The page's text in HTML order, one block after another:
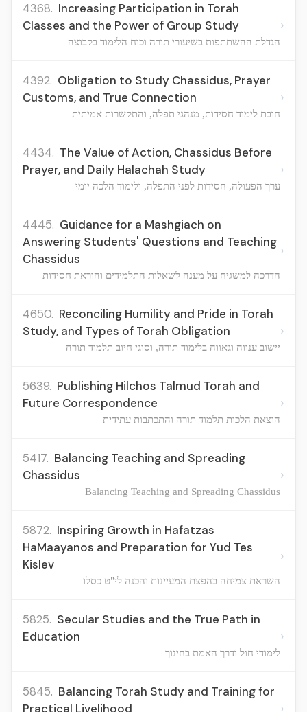
4368. Increasing Participation in Torah
Classes and the Power of Group Study
הגדלת ההשתתפות בשיעורי תורה וכוח הלימוד בקבוצה
›
4392. Obligation to Study Chassidus, Prayer
Customs, and True Connection
חובת לימוד חסידות, מנהגי תפלה, והתקשרות אמיתית
›
4434. The Value of Action, Chassidus Before
Prayer, and Daily Halachah Study
ערך הפעולה, חסידות לפני התפלה, ולימוד הלכה יומי
›
4445. Guidance for a Mashgiach on
Answering Students' Questions and Teaching
Chassidus
הדרכה למשגיח על מענה לשאלות התלמידים והוראת חסידות
›
4650. Reconciling Humility and Pride in Torah
Study, and Types of Torah Obligation
יישוב ענווה וגאווה בלימוד תורה, וסוגי חיוב תלמוד תורה
›
5639. Publishing Hilchos Talmud Torah and
Future Correspondence
הוצאת הלכות תלמוד תורה והתכתבות עתידית
›
5417. Balancing Teaching and Spreading
Chassidus
Balancing Teaching and Spreading Chassidus
›
5872. Inspiring Growth in Hafatzas
HaMaayanos and Preparation for Yud Tes
Kislev
השראת צמיחה בהפצת המעיינות והכנה לי"ט כסלו
›
5825. Secular Studies and the True Path in
Education
לימודי חול ודרך האמת בחינוך
›
5845. Balancing Torah Study and Training for
Practical Livelihood
›